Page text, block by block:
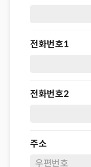
전화번호1
전화번호2
주소